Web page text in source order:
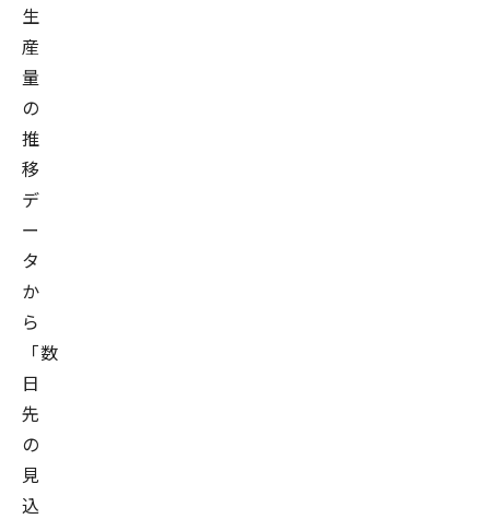
生
産
量
の
推
移
デ
ー
タ
か
ら
「数
日
先
の
見
込